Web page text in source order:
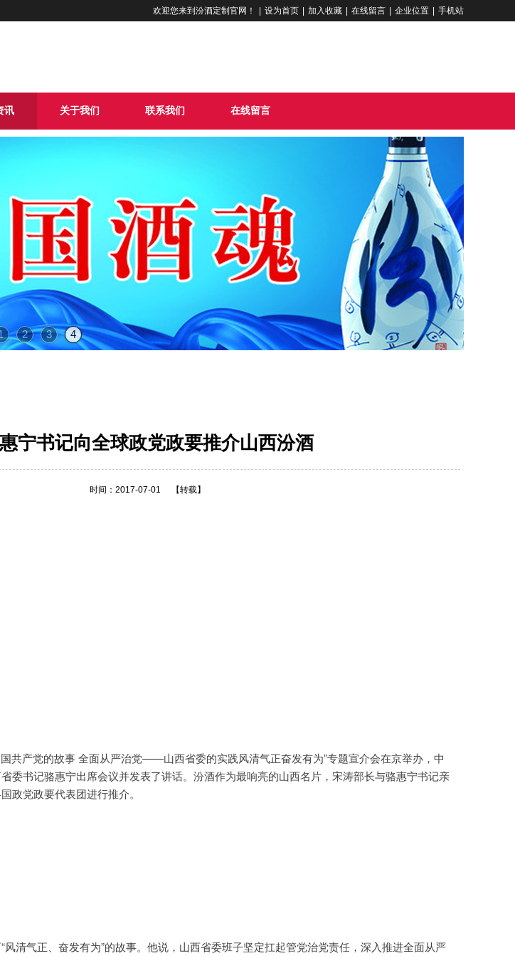
欢迎您来到汾酒定制官网！ 设为首页 加入收藏 在线留言 企业位置 手机站
讯 关于我们 联系我们 在线留言
2 3 4
宁书记向全球政党政要推介山西汾酒
时间：2017-07-01 【转载】
共产党的故事 全面从严治党——山西省委的实践风清气正奋发有为”专题宣介会在京举办，中
委书记骆惠宁出席会议并发表了讲话。 汾酒作为最响亮的山西名片 ，宋涛部长与骆惠宁书记亲
政党政要代表团进行推介。
清气正、奋发有为”的故事。他说，山西省委班子坚定扛起管党治党责任，深入推进全面从严